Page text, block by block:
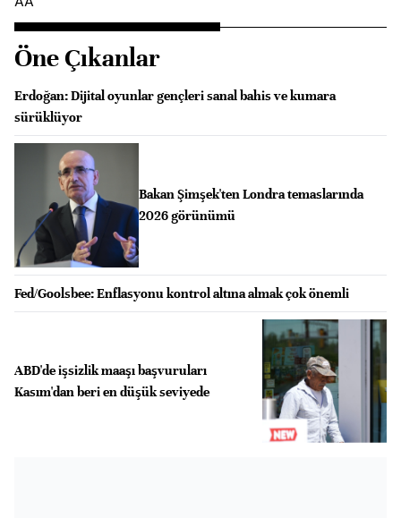
Öne Çıkanlar
Erdoğan: Dijital oyunlar gençleri sanal bahis ve kumara
sürüklüyor
Bakan Şimşek'ten Londra temaslarında
2026 görünümü
Fed/Goolsbee: Enflasyonu kontrol altına almak çok önemli
ABD'de işsizlik maaşı başvuruları
Kasım'dan beri en düşük seviyede